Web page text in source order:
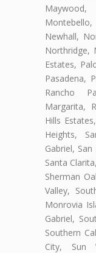
Newhall,
Northridge,
Estates,
Pasadena,
Rancho
Margarita,
Hills
Heights,
Gabriel,
Santa
Sherman
Valley,
Monrovia
Gabriel,
Southern
City, Sun